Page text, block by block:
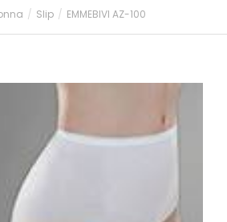
Slip EMMEBIVI AZ-100